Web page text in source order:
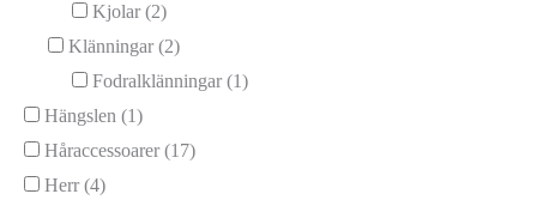
Kjolar (2)
Klänningar (2)
Fodralklänningar (1)
Hängslen (1)
Håraccessoarer (17)
Herr (4)